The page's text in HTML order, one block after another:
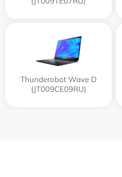
Thunderobot Wave D
(JT009CE09RU)